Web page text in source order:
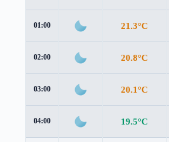
01:00 21.3°C
02:00 20.8°C
03:00 20.1°C
04:00 19.5°C